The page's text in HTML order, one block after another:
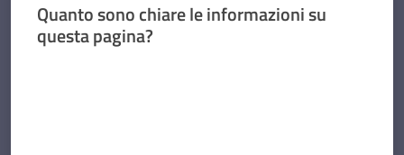
Quanto sono chiare le informazioni su
questa pagina?